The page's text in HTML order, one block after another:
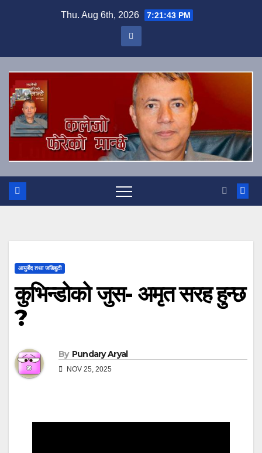
Thu. Aug 6th, 2026 7:21:43 PM
आयुर्बेद तथा जडिबुटी
कुभिन्डोको जुस- अमृत सरह हुन्छ
?
By Pundary Aryal
NOV 25, 2025